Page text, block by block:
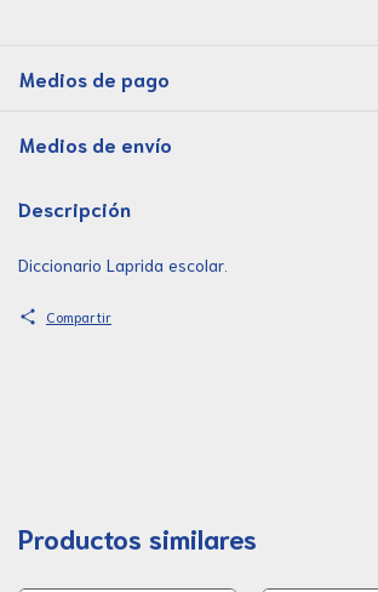
Medios de pago
Medios de envío
Descripción
Diccionario Laprida escolar.
Compartir
Productos similares